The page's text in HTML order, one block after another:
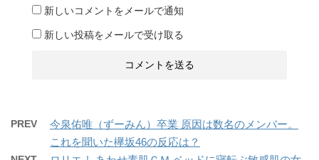
新しいコメントをメールで通知
新しい投稿をメールで受け取る
PREV
今泉佑唯（ずーみん）卒業 原因は数名のメンバー。
これを聞いた欅坂46の反応は？